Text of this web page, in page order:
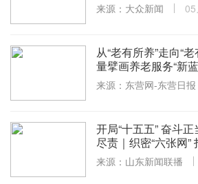
来源：大众新闻
从“老有所养”走向“
量擘画养老服务“新
来源：东营网-东营日报
开局“十五五” 奋斗
尽责｜织密“六张网”
来源：山东新闻联播